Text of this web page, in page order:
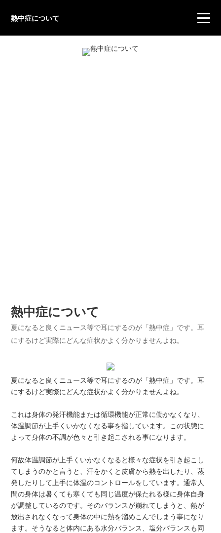
熱中症について
熱中症について
夏になると良くニュース等で耳にするのが「熱中症」です。耳
にするけど実際にどんな症状かよく分かりませんよね。
夏になると良くニュース等で耳にするのが「熱中症」です。耳
にするけど実際にどんな症状かよく分かりませんよね。
これは身体の発汗機能または循環機能が正常に働かなくなり、
体温調節が上手くいかなくなる事を指しています。この状態に
よって身体の不調が色々と引き起こされる事になります。
何故体温調節が上手くいかなくなると様々な症状を引き起こし
てしまうのかと言うと、汗をかくと皮膚から熱を出したり、蒸
発したりして上手に体温のコントロールをしています。通常人
間の身体は暑くても寒くても同じ温度が保たれる様に身体自身
が調整しているのです。そのバランスが崩れてしまうと、熱が
放出されなくなって身体の中に熱を溜めこんでしまう事になり
ます。そうなると体内にある水分バランス、塩分バランスも同